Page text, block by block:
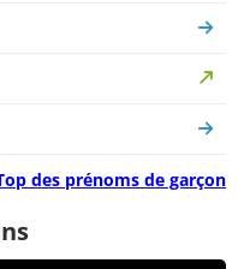
des prénoms de garçon